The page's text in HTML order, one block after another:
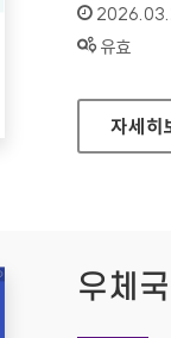
인증기간 :
상태 :
유효
규제신
자세히
우체